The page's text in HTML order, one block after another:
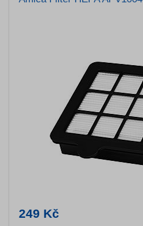
249 Kč